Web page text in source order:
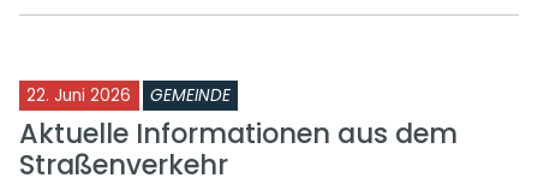
22. Juni 2026 GEMEINDE
Aktuelle Informationen aus dem
Straßenverkehr